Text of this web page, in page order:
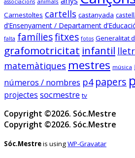
Infante de @llefia i amb
de tot @OSMcatala
socmestre.cat
Mapa de centres públics
primària i secundària –
Sóc.Mestre
Sóc.mestre
@socmestre.bsky.social
Mapa de centres públics
associacions
Carnestoltes cartells castanyada
d’Ensenyament / Departament
falta famíliesfitxes fotos Generalitat
grafomotricitat infantil
matemàtiques mestres música
números / nombres p4 papers
projectes socmestre tv
Copyright ©2026. Sóc.Mestre
Copyright ©2026. Sóc.Mestre
Sóc.Mestreis usingWP-Gravatar